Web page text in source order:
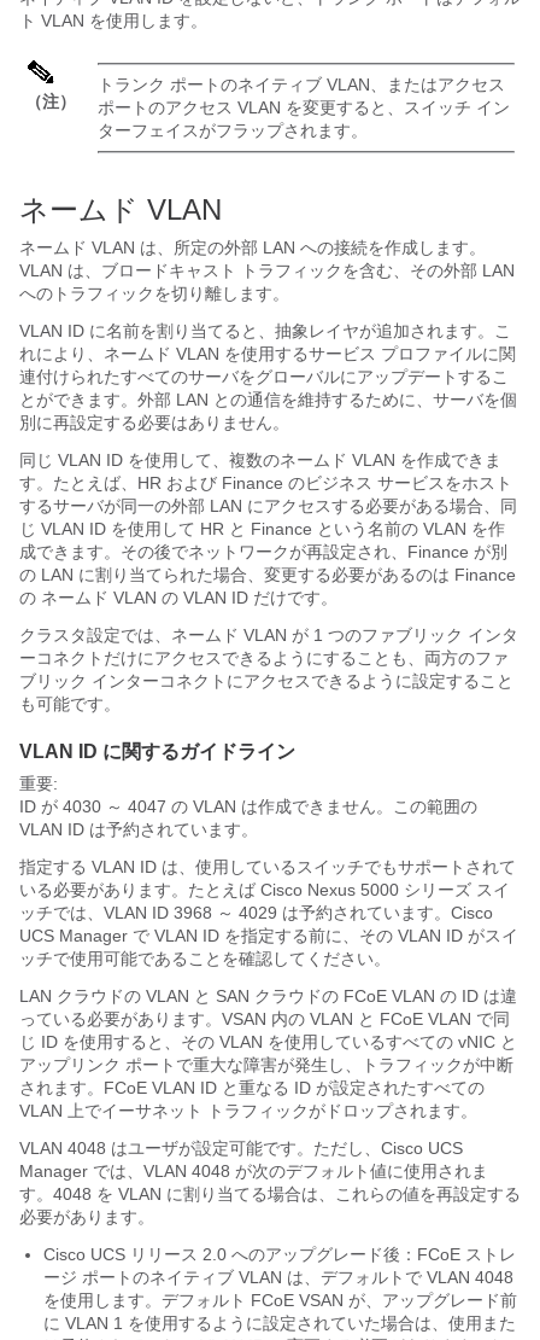
ト VLAN を使用します。
（注）
トランク ポートのネイティブ VLAN、またはアクセス
ポートのアクセス VLAN を変更すると、スイッチ イン
ターフェイスがフラップされます。
ネームド VLAN
ネームド VLAN は、所定の外部 LAN への接続を作成します。
VLAN は、ブロードキャスト トラフィックを含む、その外部 LAN
へのトラフィックを切り離します。
VLAN ID に名前を割り当てると、抽象レイヤが追加されます。こ
れにより、ネームド VLAN を使用するサービス プロファイルに関
連付けられたすべてのサーバをグローバルにアップデートするこ
とができます。外部 LAN との通信を維持するために、サーバを個
別に再設定する必要はありません。
同じ VLAN ID を使用して、複数のネームド VLAN を作成できま
す。たとえば、HR および Finance のビジネス サービスをホスト
するサーバが同一の外部 LAN にアクセスする必要がある場合、同
じ VLAN ID を使用して HR と Finance という名前の VLAN を作
成できます。その後でネットワークが再設定され、Finance が別
の LAN に割り当てられた場合、変更する必要があるのは Finance
の ネームド VLAN の VLAN ID だけです。
クラスタ設定では、ネームド VLAN が 1 つのファブリック インタ
ーコネクトだけにアクセスできるようにすることも、両方のファ
ブリック インターコネクトにアクセスできるように設定すること
も可能です。
VLAN ID に関するガイドライン
重要:
ID が 4030 ～ 4047 の VLAN は作成できません。この範囲の
VLAN ID は予約されています。
指定する VLAN ID は、使用しているスイッチでもサポートされて
いる必要があります。たとえば Cisco Nexus 5000 シリーズ スイ
ッチでは、VLAN ID 3968 ～ 4029 は予約されています。 Cisco
UCS Manager で VLAN ID を指定する前に、その VLAN ID がスイ
ッチで使用可能であることを確認してください。
LAN クラウドの VLAN と SAN クラウドの FCoE VLAN の ID は違
っている必要があります。VSAN 内の VLAN と FCoE VLAN で同
じ ID を使用すると、その VLAN を使用しているすべての vNIC と
アップリンク ポートで重大な障害が発生し、トラフィックが中断
されます。FCoE VLAN ID と重なる ID が設定されたすべての
VLAN 上でイーサネット トラフィックがドロップされます。
VLAN 4048 はユーザが設定可能です。ただし、 Cisco UCS
Manager では、VLAN 4048 が次のデフォルト値に使用されま
す。4048 を VLAN に割り当てる場合は、これらの値を再設定する
必要があります。
Cisco UCS リリース 2.0 へのアップグレード後：FCoE ストレ
ージ ポートのネイティブ VLAN は、デフォルトで VLAN 4048
を使用します。デフォルト FCoE VSAN が、アップグレード前
に VLAN 1 を使用するように設定されていた場合は、使用また